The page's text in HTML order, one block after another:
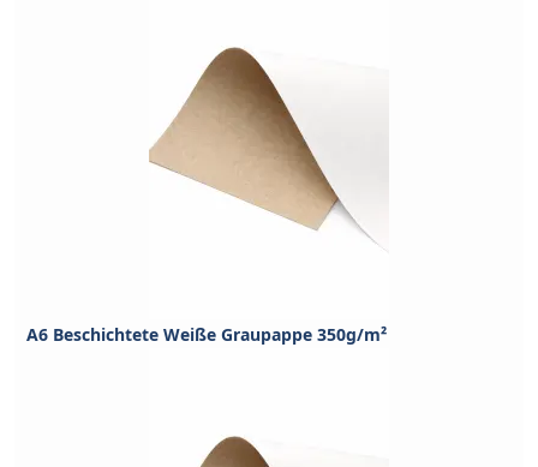
A6 Beschichtete Weiße Graupappe 350g/m²